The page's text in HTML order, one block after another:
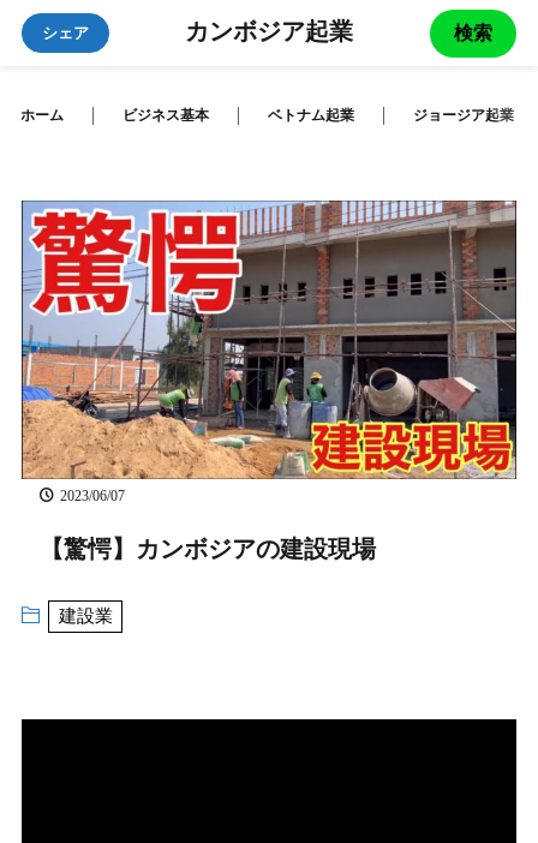
カンボジア起業
シェア 検索
ホーム ビジネス基本 ベトナム起業 ジョージア起業
2023/06/07
【驚愕】カンボジアの建設現場
建設業